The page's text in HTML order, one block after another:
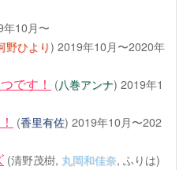
年10月〜
野ひより) 2019年10月〜2020年
です！ (八巻アンナ) 2019年1
(香里有佐) 2019年10月〜202
(清野茂樹, 丸岡和佳奈, ふりは)